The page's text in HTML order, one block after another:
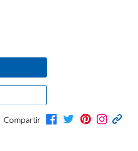
Compartir